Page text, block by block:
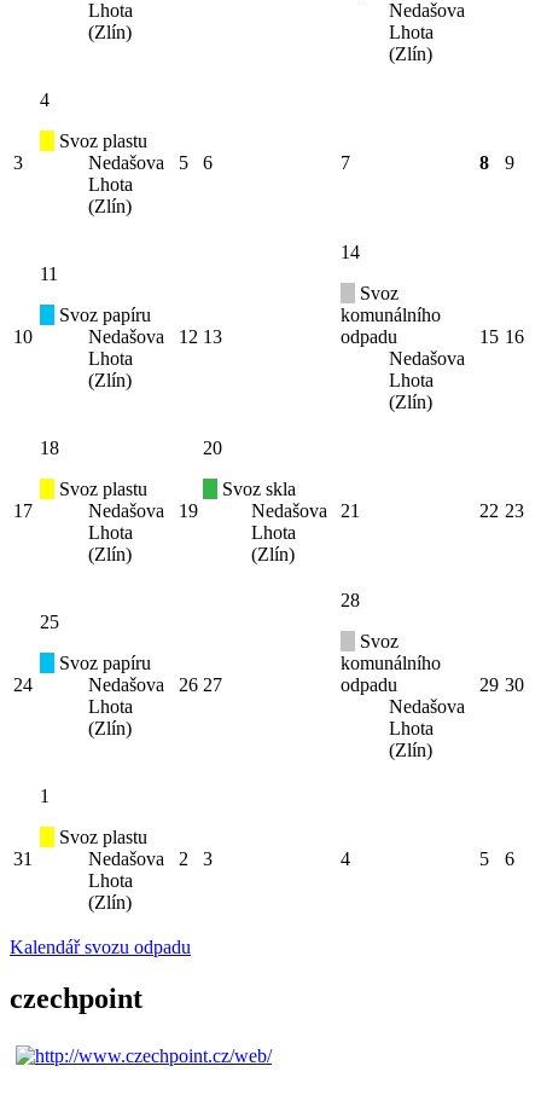
Lhota
(Zlín)
Nedašova
Lhota
(Zlín)
3
4
Svoz plastu
Nedašova
Lhota
(Zlín)
5 6 7 8 9
10
11
Svoz papíru
Nedašova
Lhota
(Zlín)
12 13
14
Svoz
komunálního
odpadu
Nedašova
Lhota
(Zlín)
15 16
17
18
Svoz plastu
Nedašova
Lhota
(Zlín)
19
20
Svoz skla
Nedašova
Lhota
(Zlín)
21 22 23
24
25
Svoz papíru
Nedašova
Lhota
(Zlín)
26 27
28
Svoz
komunálního
odpadu
Nedašova
Lhota
(Zlín)
29 30
31
1
Svoz plastu
Nedašova
Lhota
(Zlín)
2 3 4 5 6
Kalendář svozu odpadu
czechpoint